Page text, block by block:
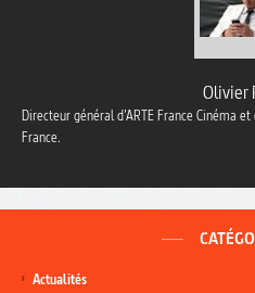
Olivier
Directeur général d’ARTE France Cinéma
France.
Actualités